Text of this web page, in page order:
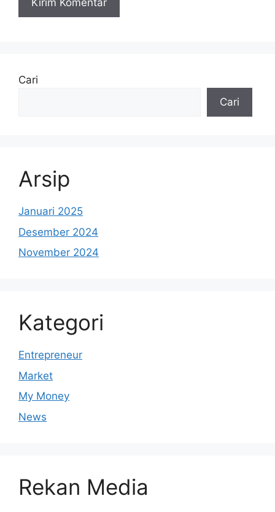
Cari
Cari
Arsip
Januari 2025
Desember 2024
November 2024
Kategori
Entrepreneur
Market
My Money
News
Rekan Media